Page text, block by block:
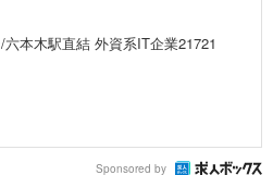
本木駅直結 外資系IT企業21721
Sponsored by